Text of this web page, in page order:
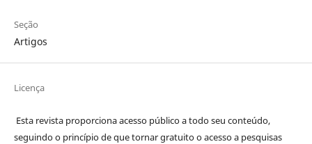
Seção
Artigos
Licença
Esta revista proporciona acesso público a todo seu conteúdo,
seguindo o princípio de que tornar gratuito o acesso a pesquisas